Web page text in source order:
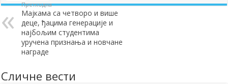
ОБАВЕШТЕЊЕ – Бесплатан СкиПас 2024
Претходна
Мајкама са четворо и више
деце, ђацима генерације и
најбољим студентима
уручена признања и новчане
награде
Сличне вести